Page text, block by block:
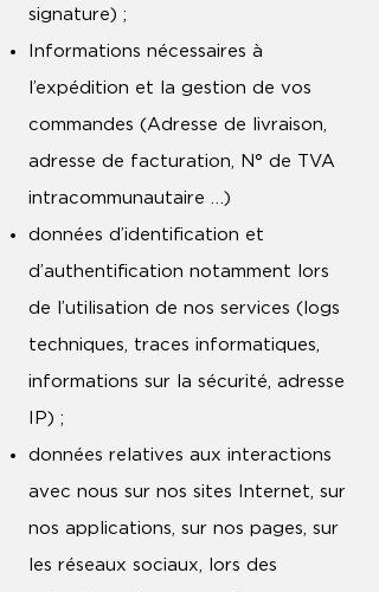
signature) ;
Informations nécessaires à
l’expédition et la gestion de vos
commandes (Adresse de livraison,
adresse de facturation, N° de TVA
intracommunautaire …)
données d’identification et
d’authentification notamment lors
de l’utilisation de nos services (logs
techniques, traces informatiques,
informations sur la sécurité, adresse
IP) ;
données relatives aux interactions
avec nous sur nos sites Internet, sur
nos applications, sur nos pages, sur
les réseaux sociaux, lors des